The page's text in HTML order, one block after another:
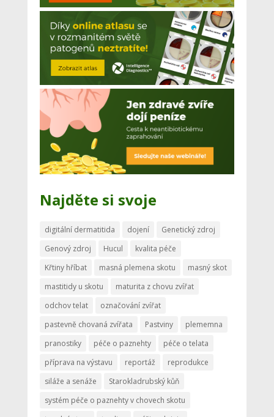
Najděte si svoje
digitální dermatitida dojení
Genetický zdroj
Genový zdroj
Hucul
kvalita péče
Křtiny hříbat
masná plemena skotu
masný skot
mastitidy u skotu
maturita z chovu zvířat
odchov telat
označování zvířat
pastevně chovaná zvířata
Pastviny
plememna
pranostiky
péče o paznehty
péče o telata
příprava na výstavu
reportáž
reprodukce
siláže a senáže
Starokladrubský kůň
systém péče o paznehty v chovech skotu